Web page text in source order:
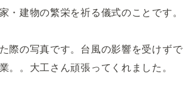
・建物の繁栄を祈る儀式のことです。
際の写真です。台風の影響を受けずで
。。大工さん頑張ってくれました。